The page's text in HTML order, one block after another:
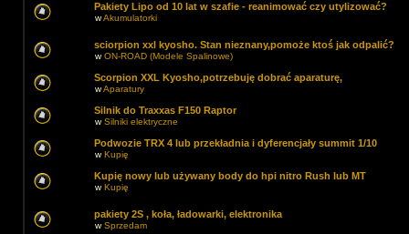
Pakiety Lipo od 10 lat w szafie - reanimować czy utylizować?
wAkumulatorki
sciorpion xxl kyosho. Stan nieznany,pomoże ktoś jak odpalić?
wON-ROAD (Modele Spalinowe)
Scorpion XXL Kyosho,potrzebuję dobrać aparaturę,
wAparatury
Silnik do Traxxas F150 Raptor
wSilniki elektryczne
Podwozie TRX 4 lub przekładnia i dyferencjały summit 1/10
wKupię
Kupię nowy lub używany body do hpi nitro Rush lub MT
wKupię
pakiety 2S , koła, ładowarki, elektronika
wSprzedam